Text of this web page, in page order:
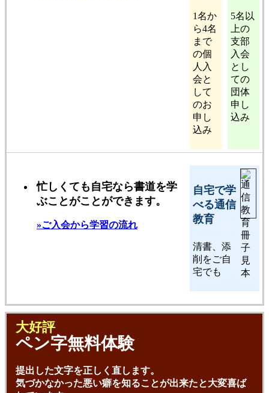
1名か
ら4名
まで
の個
人入
会と
して
のお
申し
込み
5名以
上の
支部
入会
とし
ての
団体
申し
込み
忙しくても自宅なら書道を学
ぶことがことができます。
»ご入会から学習の流れ
自宅で学
べる通信
教育
清書、添
削をご自
宅でも
大好評
ペン字無料体験
提出した文字を正しく直します。
気づかなかった悪い癖を知ることが出来たと大変喜ば